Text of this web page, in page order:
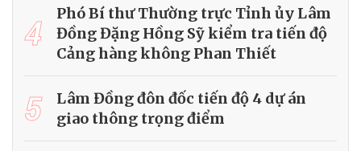
4
Phó Bí thư Thường trực Tỉnh ủy Lâm
Đồng Đặng Hồng Sỹ kiểm tra tiến độ
Cảng hàng không Phan Thiết
5
Lâm Đồng đôn đốc tiến độ 4 dự án
giao thông trọng điểm